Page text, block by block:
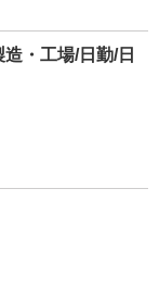
・工場/日勤/日